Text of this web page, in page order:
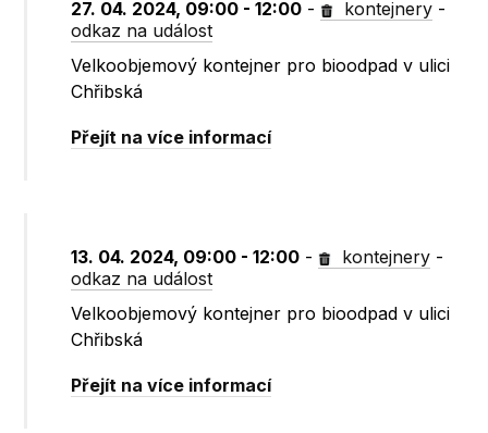
27. 04. 2024, 09:00 - 12:00 - kontejnery -
odkaz na událost
Velkoobjemový kontejner pro bioodpad v ulici
Chřibská
Přejít na více informací
13. 04. 2024, 09:00 - 12:00 - kontejnery -
odkaz na událost
Velkoobjemový kontejner pro bioodpad v ulici
Chřibská
Přejít na více informací